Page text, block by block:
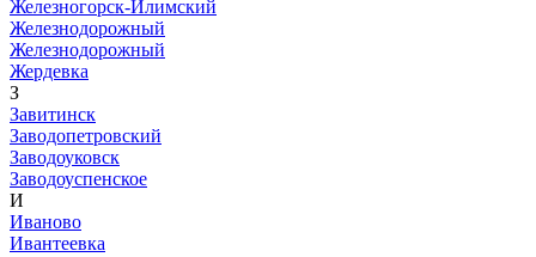
Железногорск-Илимский
Железнодорожный
Железнодорожный
Жердевка
З
Завитинск
Заводопетровский
Заводоуковск
Заводоуспенское
И
Иваново
Ивантеевка